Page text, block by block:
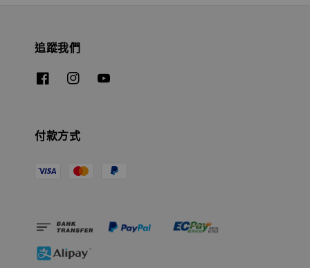
追蹤我們
付款方式